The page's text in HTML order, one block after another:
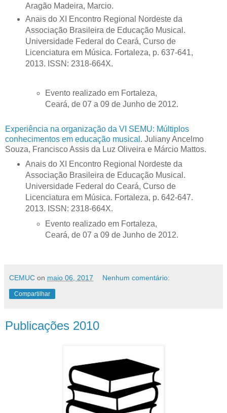
Aragão Madeira, Marcio.
Anais do XI Encontro Regional Nordeste da
Associação Brasileira de Educação Musical.
Universidade Federal do Ceará, Curso de
Licenciatura em Música. Fortaleza, p. 637-641,
2013. ISSN: 2318-664X.
Evento realizado em Fortaleza,
Ceará, de 07 a 09 de Junho de 2012.
Experiência na organização da VI SEMU: Múltiplos
conhecimentos em educação musical . Juliany Ancelmo
Souza, Francisco Assis da Luz Oliveira e Márcio Mattos.
Anais do XI Encontro Regional Nordeste da
Associação Brasileira de Educação Musical.
Universidade Federal do Ceará, Curso de
Licenciatura em Música. Fortaleza, p. 642-647.
2013. ISSN: 2318-664X.
Evento realizado em Fortaleza,
Ceará, de 07 a 09 de Junho de 2012.
CEMUC on maio 06, 2017 Nenhum comentário:
Compartilhar
Publicações 2010